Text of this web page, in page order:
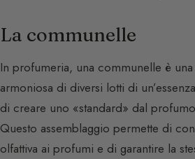
La communelle
In profumeria, una communelle è
armoniosa di diversi lotti di
di creare uno «standard» dal
Questo assemblaggio permette di
olfattiva ai profumi e di garantire la